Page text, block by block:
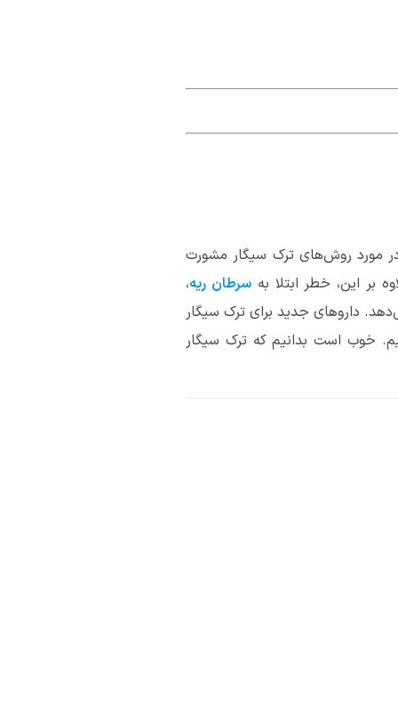
مورد روش‌های ترک سیگار مشورت
این، خطر ابتلا بهسرطان ریه،
داروهای جدید برای ترک سیگار
خوب است بدانیم که ترک سیگار